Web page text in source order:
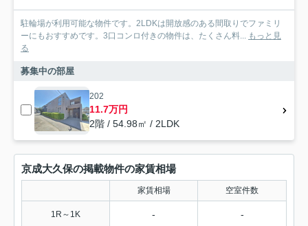
駐輪場が利用可能な物件です。2LDKは開放感のある間取りでファミリ
ーにもおすすめです。3口コンロ付きの物件は、たくさん料...
もっと見
る
募集中の部屋
202
11.7万円
2階 / 54.98㎡ / 2LDK
京成大久保の掲載物件の家賃相場
家賃相場 空室件数
1R～1K - -